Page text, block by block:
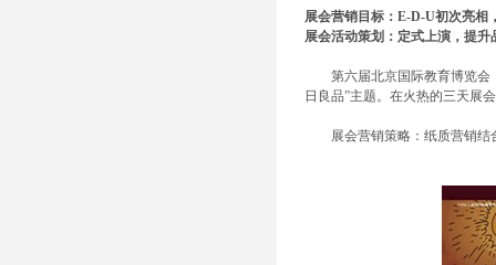
展会营销目标：E-D-U初次亮相
展会活动策划：定式上演，提
第六届北京国际教育博览会（
日良品”主题。在火热的三天展
展会营销策略：纸质营销结合